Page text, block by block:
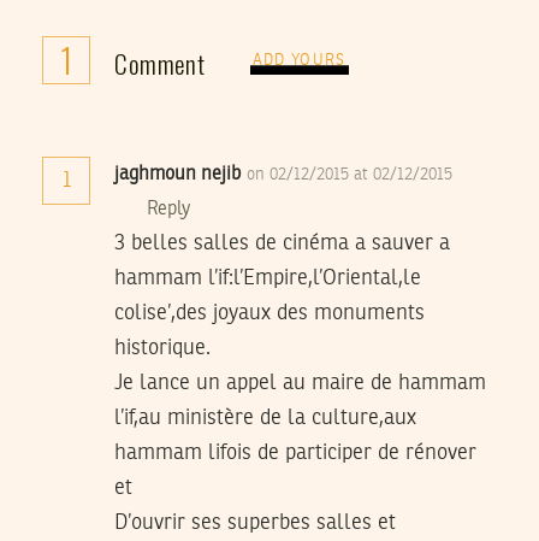
1 Comment ADD YOURS
1 jaghmoun nejib on 02/12/2015 at 02/12/2015
Reply
3 belles salles de cinéma a sauver a
hammam l’if:l’Empire,l’Oriental,le
colise’,des joyaux des monuments
historique.
Je lance un appel au maire de hammam
l’if,au ministère de la culture,aux
hammam lifois de participer de rénover
et
D’ouvrir ses superbes salles et